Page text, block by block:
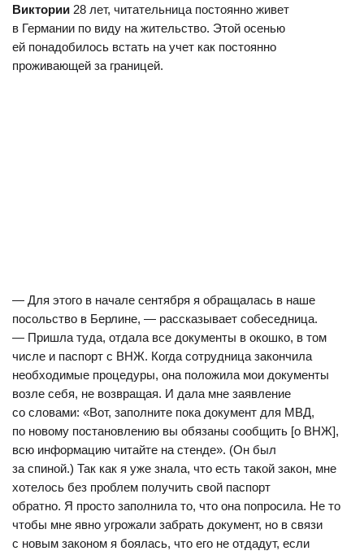
Виктории 28 лет, читательница постоянно живет
в Германии по виду на жительство. Этой осенью
ей понадобилось встать на учет как постоянно
проживающей за границей.
— Для этого в начале сентября я обращалась в наше
посольство в Берлине, — рассказывает собеседница.
— Пришла туда, отдала все документы в окошко, в том
числе и паспорт с ВНЖ. Когда сотрудница закончила
необходимые процедуры, она положила мои документы
возле себя, не возвращая. И дала мне заявление
со словами: «Вот, заполните пока документ для МВД,
по новому постановлению вы обязаны сообщить [о ВНЖ],
всю информацию читайте на стенде». (Он был
за спиной.) Так как я уже знала, что есть такой закон, мне
хотелось без проблем получить свой паспорт
обратно. Я просто заполнила то, что она попросила. Не то
чтобы мне явно угрожали забрать документ, но в связи
с новым законом я боялась, что его не отдадут, если